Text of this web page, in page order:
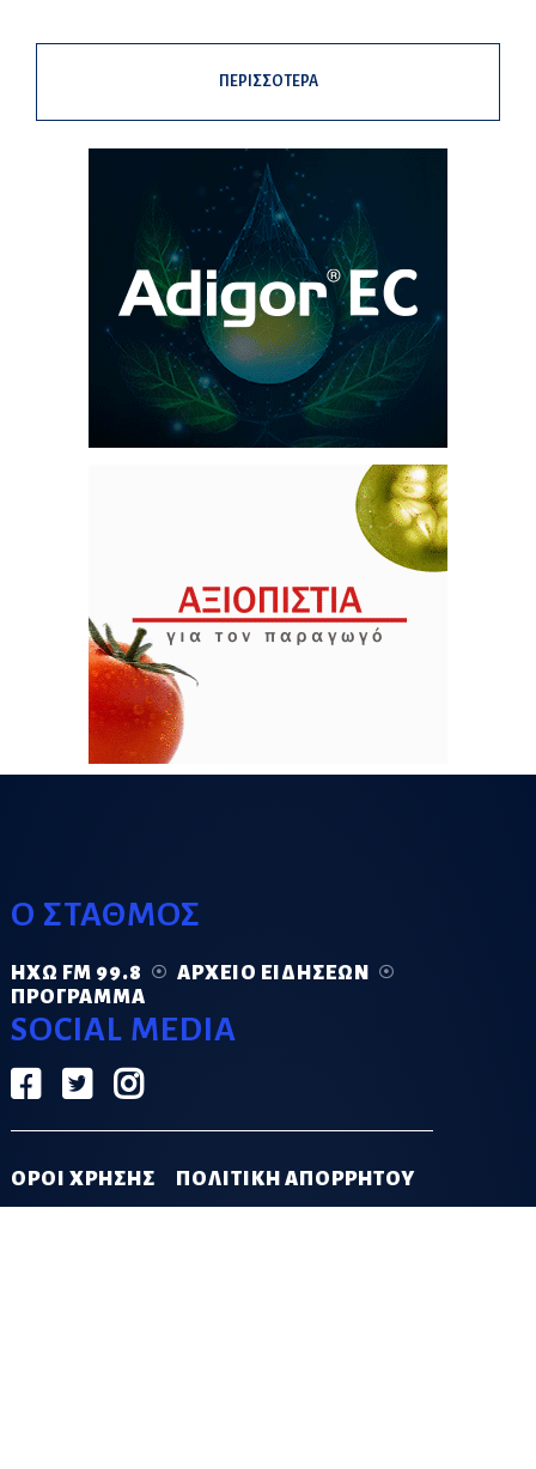
ΠΕΡΙΣΣΟΤΕΡΑ
Ο ΣΤΑΘΜΟΣ
ΗΧΏ FM 99.8
ΑΡΧΕΊΟ ΕΙΔΉΣΕΩΝ
ΠΡΌΓΡΑΜΜΑ
SOCIAL MEDIA
ΟΡΟΙ ΧΡΗΣΗΣ ΠΟΛΙΤΙΚΗ ΑΠΟΡΡΗΤΟΥ